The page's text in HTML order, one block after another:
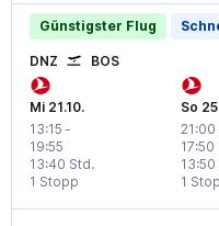
Günstigster Flug
DNZ BOS
Mi 21.10.
13:15 -
19:55
1 Stopp
13:40 Std.
So
21:00
17:50
1
13:50